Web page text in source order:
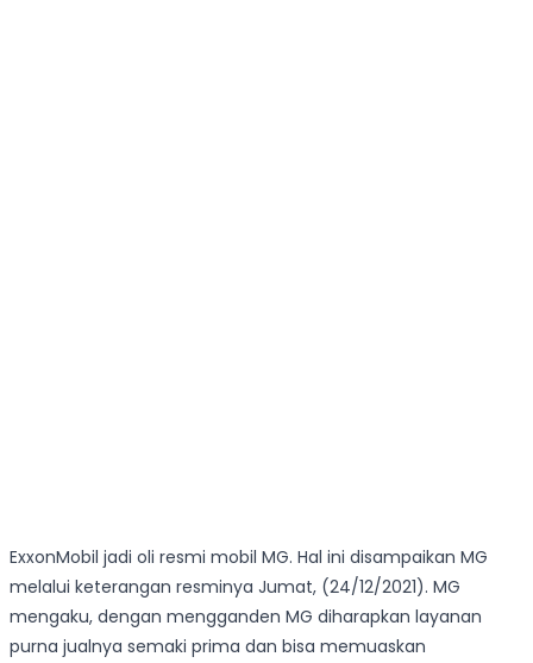
ExxonMobil jadi oli resmi mobil MG. Hal ini disampaikan MG
melalui keterangan resminya Jumat, (24/12/2021). MG
mengaku, dengan mengganden MG diharapkan layanan
purna jualnya semaki prima dan bisa memuaskan